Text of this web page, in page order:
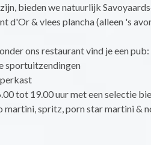
bieden we natuurlijk
& vlees plancha (alleen 's
ons restaurant vind je een pub:
sportuitzendingen
tot 19.00 uur met een selectie
martini, spritz, porn star martini &